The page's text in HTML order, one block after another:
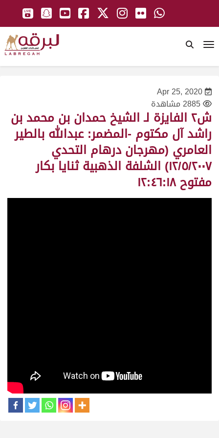
Apr 25, 2020
2885 مشاهدة
ش٢ الفايزة لـ الشيخ حمدان بن محمد بن
راشد آل مكتوم -المضمر: عبدالله بالطير
العامري (مهرجان درهام التحدي
١٢/٥/٢٠٠٧) الشلفة الذهبية ثنايا بكار
مفتوح ١٢:٤٦:١٨